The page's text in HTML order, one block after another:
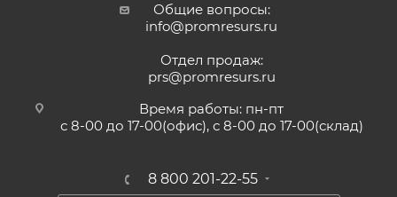
Общие вопросы:
info@promresurs.ru
Отдел продаж:
prs@promresurs.ru
Время работы: пн-пт
с 8-00 до 17-00(офис), с 8-00 до 17-00(склад)
8 800 201-22-55